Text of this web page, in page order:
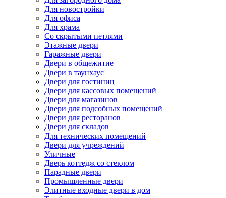
Для новостройки
Для офиса
Для храма
Со скрытыми петлями
Этажные двери
Гаражные двери
Двери в общежитие
Двери в таунхаус
Двери для гостиниц
Двери для кассовых помещений
Двери для магазинов
Двери для подсобных помещений
Двери для ресторанов
Двери для складов
Для технических помещений
Двери для учреждений
Уличные
Дверь коттедж со стеклом
Парадные двери
Промышленные двери
Элитные входные двери в дом